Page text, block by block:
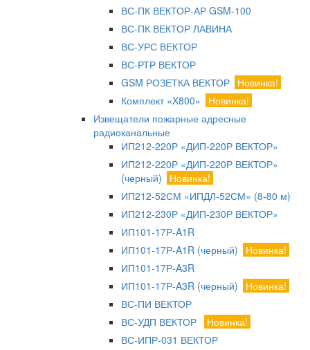
ВС-ПК ВЕКТОР-АР GSM-100
ВС-ПК ВЕКТОР ЛАВИНА
ВС-УРС ВЕКТОР
ВС-РТР ВЕКТОР
GSM РОЗЕТКА ВЕКТОР Новинка!
Комплект «X800»
Новинка!
Извещатели пожарные адресные
радиоканальные
ИП212-220Р «ДИП-220Р ВЕКТОР»
ИП212-220Р «ДИП-220Р ВЕКТОР»
(черный)
Новинка!
ИП212-52СМ «ИПДЛ-52СМ» (8-80 м)
ИП212-230Р «ДИП-230Р ВЕКТОР»
ИП101-17Р-A1R
ИП101-17Р-A1R (черный)
Новинка!
ИП101-17Р-A3R
ИП101-17Р-A3R (черный)
Новинка!
ВС-ПИ ВЕКТОР
ВС-УДП ВЕКТОР
Новинка!
ВС-ИПР-031 ВЕКТОР